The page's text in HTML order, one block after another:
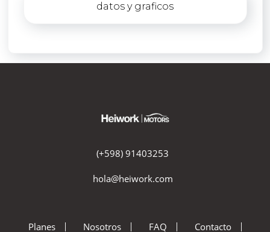
datos y graficos
(+598) 91403253
hola@heiwork.com
Planes Nosotros FAQ Contacto